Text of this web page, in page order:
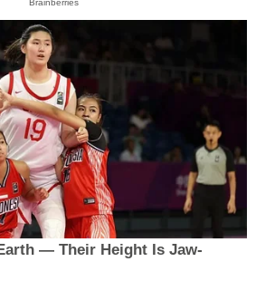
Brainberries
— Their Height Is Jaw-